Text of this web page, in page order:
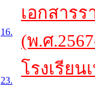
16.
23.
เอกสาร
(พ.ศ
โรงเรีย